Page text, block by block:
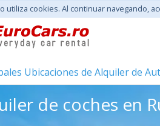
utiliza cookies. Al continuar navegando,
Ubicaciones de Alquiler de
de coches en